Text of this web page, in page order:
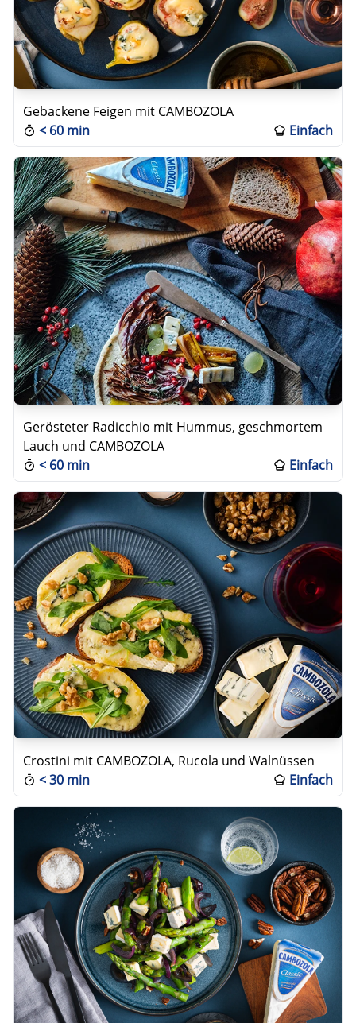
Gebackene Feigen mit CAMBOZOLA
< 60 min Einfach
Gerösteter Radicchio mit Hummus, geschmortem
Lauch und CAMBOZOLA
< 60 min Einfach
Crostini mit CAMBOZOLA, Rucola und Walnüssen
<30 min Einfach